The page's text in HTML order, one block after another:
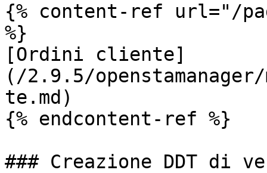
{% content-ref url="/
%}
[Ordini cliente]
(/2.9.5/
te.md)
{% endcontent-ref %}
### Creazione DDT di